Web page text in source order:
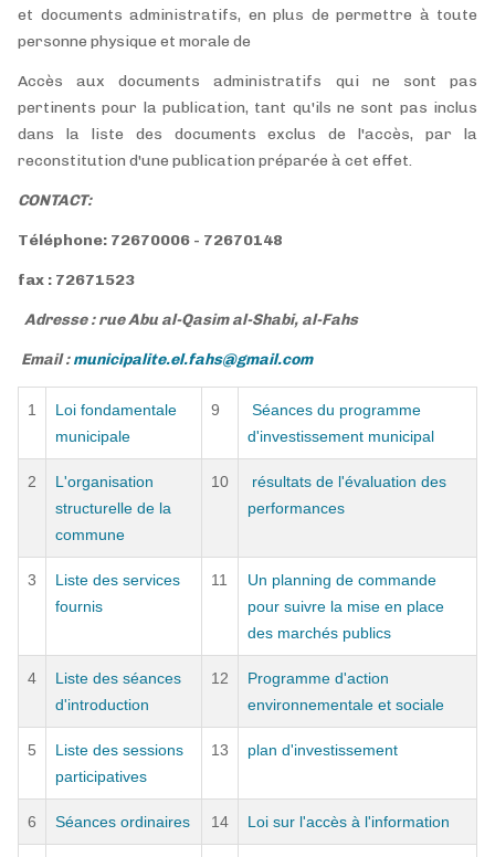
et documents administratifs, en plus de permettre à toute
personne physique et morale de
Accès aux documents administratifs qui ne sont pas
pertinents pour la publication, tant qu'ils ne sont pas inclus
dans la liste des documents exclus de l'accès, par la
reconstitution d'une publication préparée à cet effet.
CONTACT:
Téléphone: 72670006 - 72670148
fax : 72671523
Adresse : rue Abu al-Qasim al-Shabi, al-Fahs
Email :municipalite.el.fahs@gmail.com
1
Loi fondamentale
municipale
9
Séances du programme
d'investissement municipal
2
L'organisation
structurelle de la
commune
10
résultats de l'évaluation des
performances
3
Liste des services
fournis
11
Un planning de commande
pour suivre la mise en place
des marchés publics
4
Liste des séances
d'introduction
12
Programme d'action
environnementale et sociale
5
Liste des sessions
participatives
13 plan d'investissement
6 Séances ordinaires 14 Loi sur l'accès à l'information